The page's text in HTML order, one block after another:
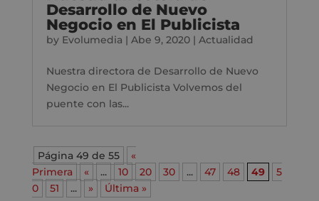
Desarrollo de Nuevo
Negocio en El Publicista
by Evolumedia | Abe 9, 2020| Actualidad
Nuestra directora de Desarrollo de Nuevo
Negocio en El Publicista Volvemos del
puente con las...
Página 49 de 55
«
Primera
« ... 10 20 30 ... 47 48 49
5
0
51 ... » Última »